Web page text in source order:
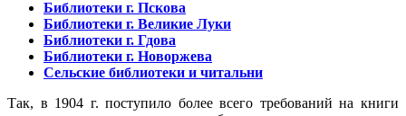
Библиотеки г. Пскова
Библиотеки г. Великие Луки
Библиотеки г. Гдова
Библиотеки г. Новоржева
Сельские библиотеки и читальни
Так, в 1904 г. поступило более всего требований на книги